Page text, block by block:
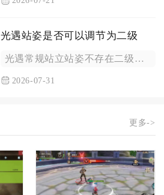
光遇站姿是否可以调节为二级
光遇常规站立站姿不存在二级调节档位，仅互动动作、坐姿、行礼类...
2026-07-31
更多->